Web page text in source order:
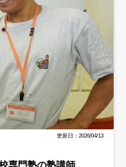
更新日：2026/04/13